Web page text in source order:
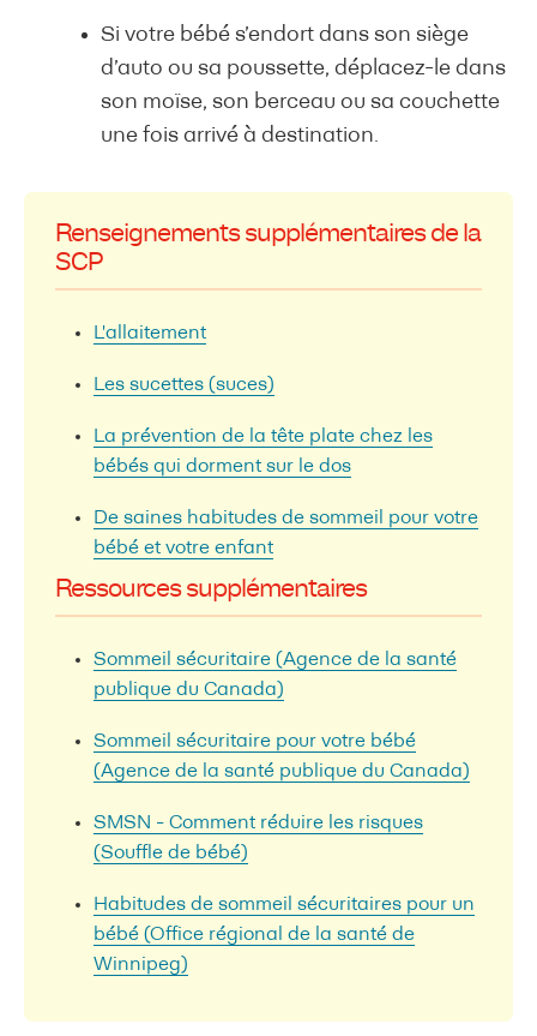
Si votre bébé s’endort dans son siège
d’auto ou sa poussette, déplacez-le dans
son moïse, son berceau ou sa couchette
une fois arrivé à destination.
Renseignements supplémentaires de la
SCP
L'allaitement
Les sucettes (suces)
La prévention de la tête plate chez les
bébés qui dorment sur le dos
De saines habitudes de sommeil pour votre
bébé et votre enfant
Ressources supplémentaires
Sommeil sécuritaire (Agence de la santé
publique du Canada)
Sommeil sécuritaire pour votre bébé
(Agence de la santé publique du Canada)
SMSN - Comment réduire les risques
(Souffle de bébé)
Habitudes de sommeil sécuritaires pour un
bébé (Office régional de la santé de
Winnipeg)